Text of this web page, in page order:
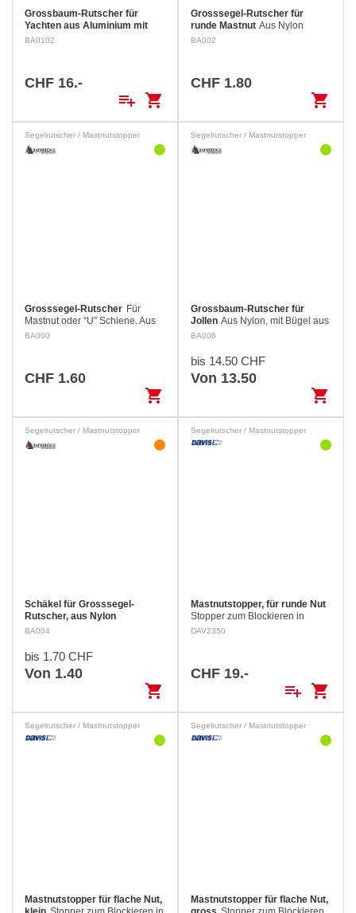
Grossbaum-Rutscher für
Yachten aus Aluminium mit
Teflon-Beschichtung
BA0102
CHF 16.-
playlist_add shopping_cart
Grosssegel-Rutscher für
runde Mastnut Aus Nylon
BA002
CHF 1.80
shopping_cart
Segelrutscher / Mastnutstopper
Grosssegel-Rutscher Für
Mastnut oder “U” Schiene. Aus
Nylon
BA000
CHF 1.60
shopping_cart
Segelrutscher / Mastnutstopper
Grossbaum-Rutscher für
Jollen Aus Nylon, mit Bügel aus
rostfreiem Stahl
BA006
bis 14.50 CHF
Von 13.50
shopping_cart
Segelrutscher / Mastnutstopper
Schäkel für Grosssegel-
Rutscher, aus Nylon
BA004
bis 1.70 CHF
Von 1.40
shopping_cart
Segelrutscher / Mastnutstopper
Mastnutstopper, für runde Nut
Stopper zum Blockieren in
runden Mastnuten, damit Segel
DAV2350
CHF 19.-
playlist_add shopping_cart
Segelrutscher / Mastnutstopper
Mastnutstopper für flache Nut,
Segelrutscher / Mastnutstopper
Mastnutstopper für flache Nut,